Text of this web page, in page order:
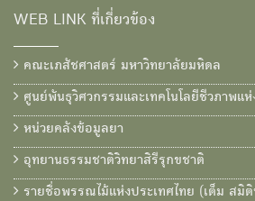
WEB LINK ที่เกี่ยวข้อง
คณะเภสัชศาสตร์ มหาวิทยาลัยมหิดล
ศูนย์พันธุวิศวกรรมและเทคโนโลยีชีวภาพแห่
หน่วยคลังข้อมูลยา
อุทยานธรรมชาติวิทยาสิรีรุกขชาติ
รายชื่อพรรณไม้แห่งประเทศไทย (เต็ม สมิ